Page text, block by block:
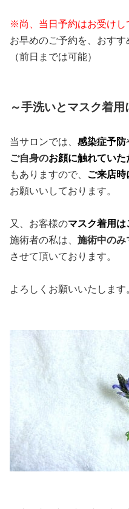
※尚、当日予約はお受けし
お早めのご予約を、おすす
（前日までは可能）
～手洗いとマスク着用
当サロンでは、 感染症予防
ご自身のお顔に触れてい
もありますので、 ご来店時
お願いいしております。
又、お客様のマスク着用は
施術者の私は、 施術中のみ
させて頂いております。
よろしくお願いいたします